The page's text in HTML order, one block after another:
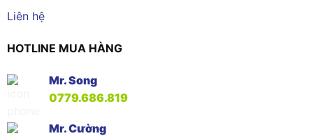
Liên hệ
HOTLINE MUA HÀNG
Mr. Song
0779.686.819
Mr. Cường